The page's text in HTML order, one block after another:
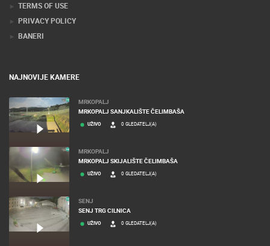
TERMS OF USE
PRIVACY POLICY
BANERI
NAJNOVIJE KAMERE
MRKOPALJ
MRKOPALJ SANJKALIŠTE ČELIMBAŠA
UŽIVO 0 GLEDATELJ(A)
MRKOPALJ
MRKOPALJ SKIJALIŠTE ČELIMBAŠA
UŽIVO 0 GLEDATELJ(A)
SENJ
SENJ TRG CILNICA
UŽIVO 0 GLEDATELJ(A)